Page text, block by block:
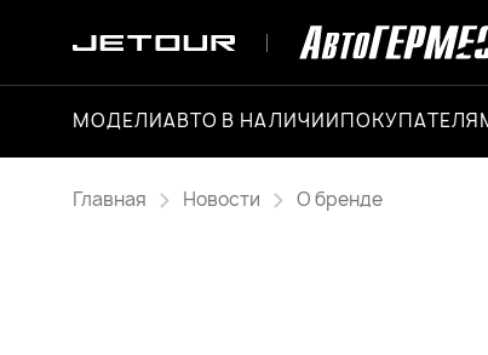
МОДЕЛИАВТО В НАЛИЧИИ
Главная Новости О бренде